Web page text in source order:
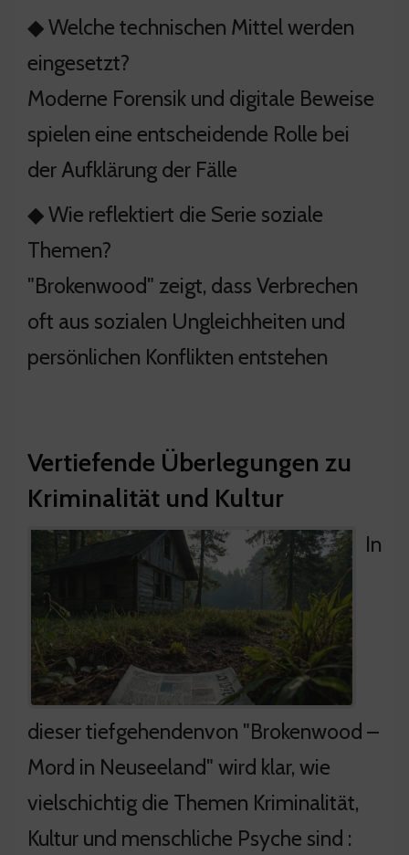
◆ Welche technischen Mittel werden
eingesetzt?
Moderne Forensik und digitale Beweise
spielen eine entscheidende Rolle bei
der Aufklärung der Fälle
◆ Wie reflektiert die Serie soziale
Themen?
"Brokenwood" zeigt, dass Verbrechen
oft aus sozialen Ungleichheiten und
persönlichen Konflikten entstehen
Vertiefende Überlegungen zu
Kriminalität und Kultur
In
dieser tiefgehendenvon "Brokenwood –
Mord in Neuseeland" wird klar, wie
vielschichtig die Themen Kriminalität,
Kultur und menschliche Psyche sind :